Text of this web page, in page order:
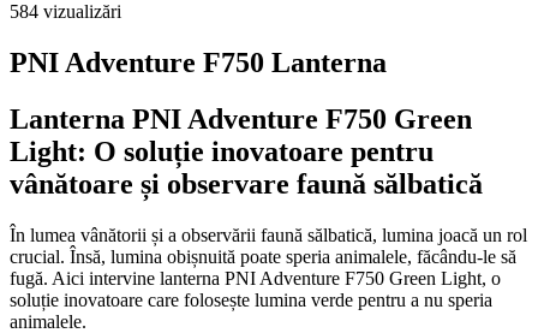
584 vizualizări
PNI Adventure F750 Lanterna
Lanterna PNI Adventure F750 Green
Light: O soluție inovatoare pentru
vânătoare și observare faună sălbatică
În lumea vânătorii și a observării faună sălbatică, lumina joacă un rol
crucial. Însă, lumina obișnuită poate speria animalele, făcându-le să
fugă. Aici intervine lanterna PNI Adventure F750 Green Light, o
soluție inovatoare care folosește lumina verde pentru a nu speria
animalele.